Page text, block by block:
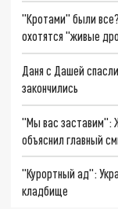
"Кротами" были
охотятся "живые
Даня с Дашей
закончились
"Мы вас заставим":
объяснил главный
"Курортный ад":
кладбище